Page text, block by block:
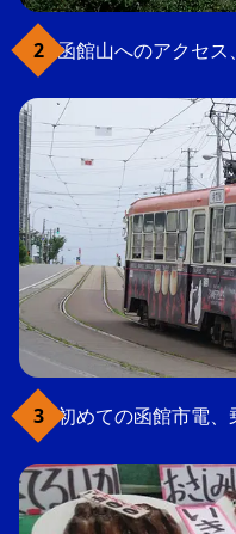
函館山へのアクセ
初めての函館市電、